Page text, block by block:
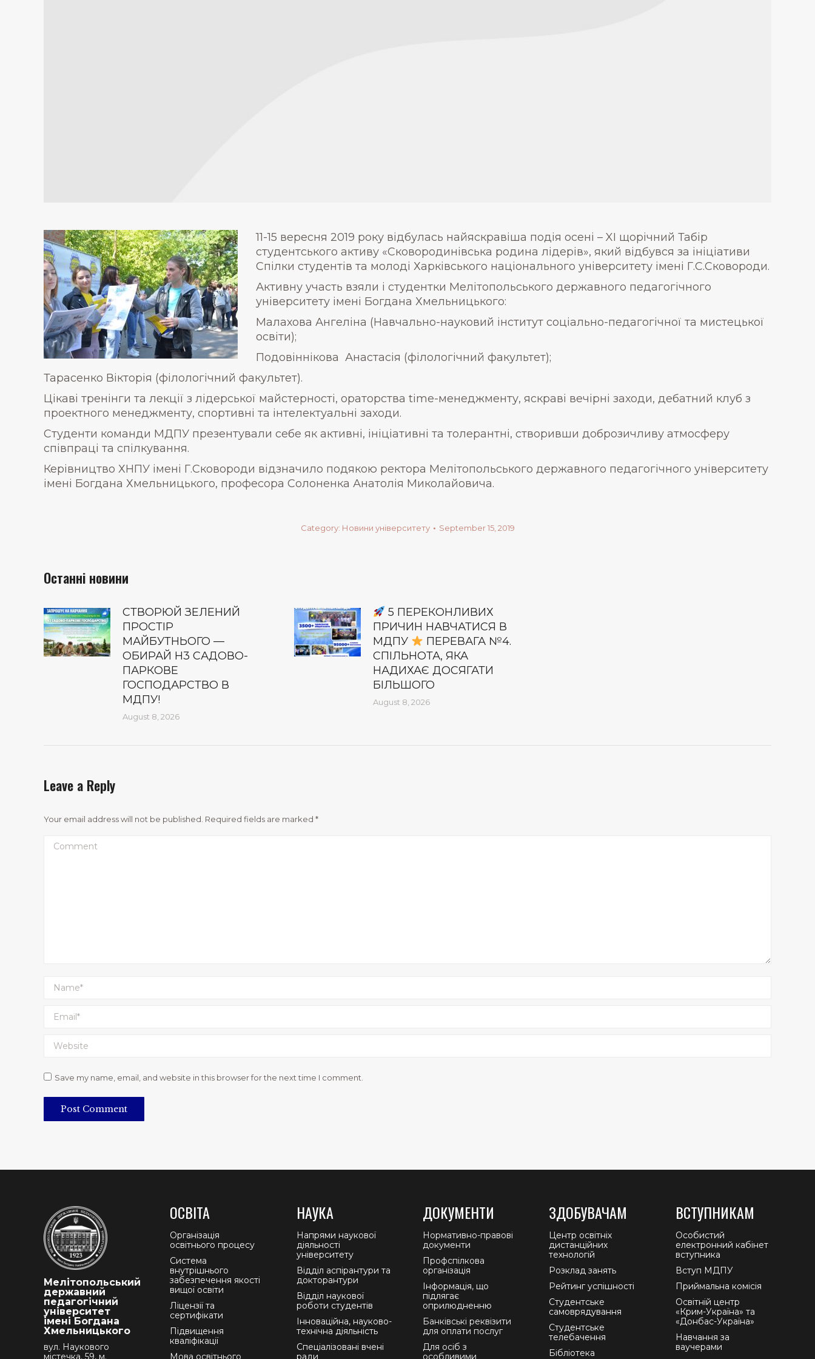
11-15 вересня 2019 року відбулась найяскравіша подія осені – XI щорічний Табір
студентського активу «Сковородинівська родина лідерів», який відбувся за ініціативи
Спілки студентів та молоді Харківського національного університету імені Г.С.Сковороди.
Активну участь взяли і студентки Мелітопольського державного педагогічного
університету імені Богдана Хмельницького:
Малахова Ангеліна (Навчально-науковий інститут соціально-педагогічної та мистецької
освіти);
Подовіннікова Анастасія (філологічний факультет);
Тарасенко Вікторія (філологічний факультет).
Цікаві тренінги та лекції з лідерської майстерності, ораторства time-менеджменту, яскраві вечірні заходи, дебатний клуб з
проектного менеджменту, спортивні та інтелектуальні заходи.
Студенти команди МДПУ презентували себе як активні, ініціативні та толерантні, створивши доброзичливу атмосферу
співпраці та спілкування.
Керівництво ХНПУ імені Г.Сковороди відзначило подякою ректора Мелітопольського державного педагогічного університету
імені Богдана Хмельницького, професора Солоненка Анатолія Миколайовича.
Category: Новини університету September 15, 2019
Останні новини
СТВОРЮЙ ЗЕЛЕНИЙ
ПРОСТІР
МАЙБУТНЬОГО —
ОБИРАЙ Н3 САДОВО-
ПАРКОВЕ
ГОСПОДАРСТВО В
МДПУ!
August 8, 2026
5 ПЕРЕКОНЛИВИХ
ПРИЧИН НАВЧАТИСЯ В
МДПУ
ПЕРЕВАГА №4.
СПІЛЬНОТА, ЯКА
НАДИХАЄ ДОСЯГАТИ
БІЛЬШОГО
August 8, 2026
Leave a Reply
Your email address will not be published. Required fields are marked *
Comment
Name *
Email *
Website
Save my name, email, and website in this browser for the next time I comment.
Post Comment
Мелітопольський
державний
педагогічний
університет
імені Богдана
Хмельницького
вул. Наукового
містечка, 59, м.
ОСВІТА
Організація
освітнього процесу
Система
внутрішнього
забезпечення якості
вищої освіти
Ліцензії та
сертифікати
Підвищення
кваліфікації
Мова освітнього
НАУКА
Напрями наукової
діяльності
університету
Відділ аспірантури та
докторантури
Відділ наукової
роботи студентів
Інноваційна, науково-
технічна діяльність
Спеціалізовані вчені
ради
ДОКУМЕНТИ
Нормативно-правові
документи
Профспілкова
організація
Інформація, що
підлягає
оприлюдненню
Банківські реквізити
для оплати послуг
Для осіб з
особливими
ЗДОБУВАЧАМ
Центр освітніх
дистанційних
технологій
Розклад занять
Рейтинг успішності
Студентське
самоврядування
Студентське
телебачення
Бібліотека
ВСТУПНИКАМ
Особистий
електронний кабінет
вступника
Вступ МДПУ
Приймальна комісія
Освітній центр
«Крим-Україна» та
«Донбас-Україна»
Навчання за
ваучерами